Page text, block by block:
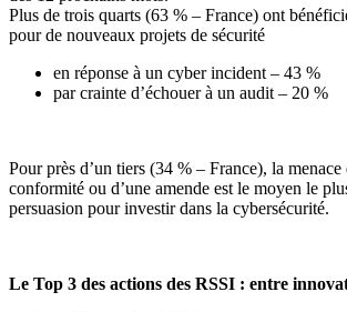
Plus de trois quarts (63 % – France) ont
pour de nouveaux projets de sécurité
en réponse à un cyber incident – 43 %
par crainte d’échouer à un audit – 20 %
Pour près d’un tiers (34 % – France), la menace
conformité ou d’une amende est le moyen le
persuasion pour investir dans la cybersécurité.
Le Top 3 des actions des RSSI : entre